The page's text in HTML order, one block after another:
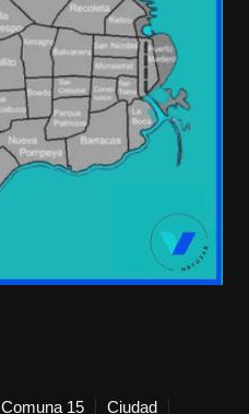
Comuna 15 Ciudad